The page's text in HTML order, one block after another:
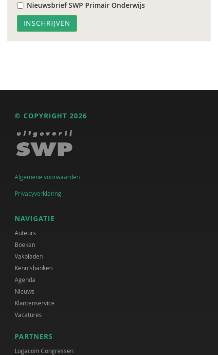
Nieuwsbrief SWP Primair Onderwijs
© COPYRIGHT 2026
Algemene voorwaarden
Privacyverklaring
NAVIGATIE
Auteurs
Boeken
Vakbladen
Kennisbanken
Agenda
Nieuws
Klantenservice
Vacatures
PARTNERS
Logacom Congressen